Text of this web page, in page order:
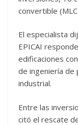
convertible
El especialista
EPICAI
edificaciones
de ingeniería
industrial.
Entre las
citó el rescate